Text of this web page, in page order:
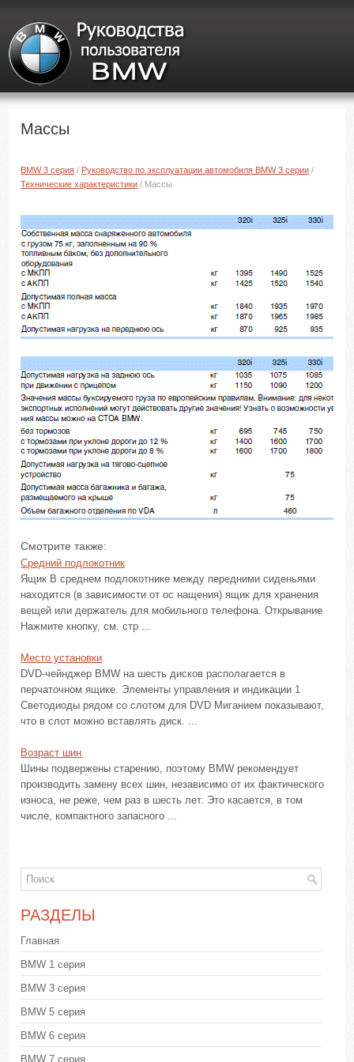
Массы
BMW 3 серия / Руководство по эксплуатации автомобиля BMW 3 серии /
Технические характеристики / Массы
Смотрите также:
Средний подлокотник
Ящик В среднем подлокотнике между передними сиденьями
находится (в зависимости от ос нащения) ящик для хранения
вещей или держатель для мобильного телефона. Открывание
Нажмите кнопку, см. стр ...
Место установки
DVD-чейнджер BMW на шесть дисков располагается в
перчаточном ящике. Элементы управления и индикации 1
Светодиоды рядом со слотом для DVD Миганием показывают,
что в слот можно вставлять диск. ...
Возраст шин
Шины подвержены старению, поэтому BMW рекомендует
производить замену всех шин, независимо от их фактического
износа, не реже, чем раз в шесть лет. Это касается, в том
числе, компактного запасного ...
РАЗДЕЛЫ
Главная
BMW 1 серия
BMW 3 серия
BMW 5 серия
BMW 6 серия
BMW 7 серия